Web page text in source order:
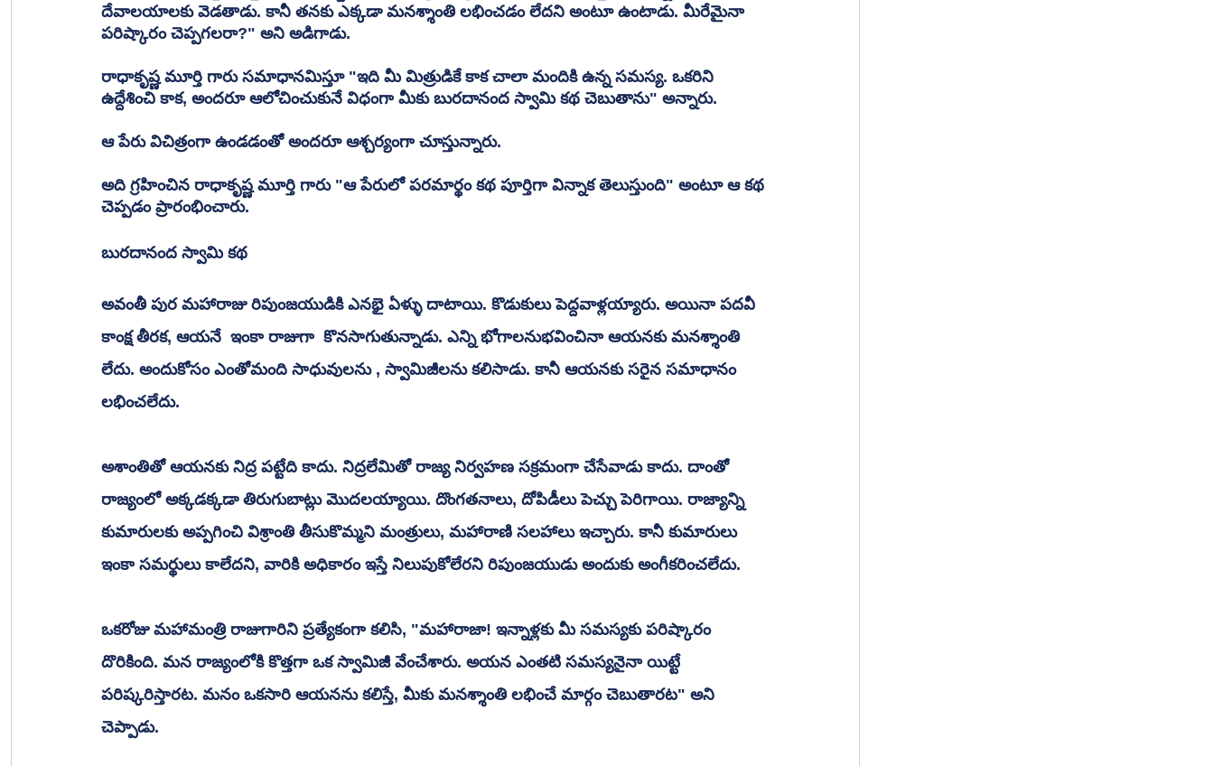
దేవాలయాలకు వెడతాడు. కానీ తనకు ఎక్కడా మనశ్శాంతి లభించడం లేదని అంటూ ఉంటాడు. మీరేమైనా
పరిష్కారం చెప్పగలరా?" అని అడిగాడు.
రాధాకృష్ణ మూర్తి గారు సమాధానమిస్తూ "ఇది మీ మిత్రుడికే కాక చాలా మందికి ఉన్న సమస్య. ఒకరిని
ఉద్దేశించి కాక, అందరూ ఆలోచించుకునే విధంగా మీకు బురదానంద స్వామి కథ చెబుతాను" అన్నారు.
ఆ పేరు విచిత్రంగా ఉండడంతో అందరూ ఆశ్చర్యంగా చూస్తున్నారు.
అది గ్రహించిన రాధాకృష్ణ మూర్తి గారు "ఆ పేరులో పరమార్థం కథ పూర్తిగా విన్నాక తెలుస్తుంది" అంటూ ఆ కథ
చెప్పడం ప్రారంభించారు.
బురదానంద స్వామి కథ
అవంతీ పుర మహారాజు రిపుంజయుడికి ఎనభై ఏళ్ళు దాటాయి. కొడుకులు పెద్దవాళ్లయ్యారు. అయినా పదవీ
కాంక్ష తీరక, ఆయనే  ఇంకా రాజుగా  కొనసాగుతున్నాడు. ఎన్ని భోగాలనుభవించినా ఆయనకు మనశ్శాంతి
లేదు. అందుకోసం ఎంతోమంది సాధువులను , స్వామిజీలను కలిసాడు. కానీ ఆయనకు సరైన సమాధానం
లభించలేదు.
అశాంతితో ఆయనకు నిద్ర పట్టేది కాదు. నిద్రలేమితో రాజ్య నిర్వహణ సక్రమంగా చేసేవాడు కాదు. దాంతో
రాజ్యంలో అక్కడక్కడా తిరుగుబాట్లు మొదలయ్యాయి. దొంగతనాలు, దోపిడీలు పెచ్చు పెరిగాయి. రాజ్యాన్ని
కుమారులకు అప్పగించి విశ్రాంతి తీసుకొమ్మని మంత్రులు, మహారాణి సలహాలు ఇచ్చారు. కానీ కుమారులు
ఇంకా సమర్థులు కాలేదని, వారికి అధికారం ఇస్తే నిలుపుకోలేరని రిపుంజయుడు అందుకు అంగీకరించలేదు.
ఒకరోజు మహామంత్రి రాజుగారిని ప్రత్యేకంగా కలిసి, "మహారాజా! ఇన్నాళ్లకు మీ సమస్యకు పరిష్కారం
దొరికింది. మన రాజ్యంలోకి కొత్తగా ఒక స్వామిజీ వేంచేశారు. అయన ఎంతటి సమస్యనైనా యిట్టే
పరిష్కరిస్తారట. మనం ఒకసారి ఆయనను కలిస్తే, మీకు మనశ్శాంతి లభించే మార్గం చెబుతారట" అని
చెప్పాడు.